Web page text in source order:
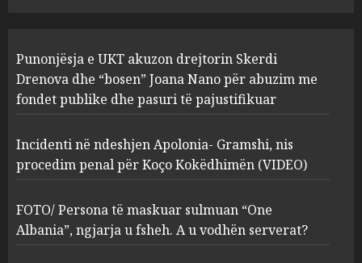
2
Apolonia- Gramshi, nis
procedim penal për Koço
Kokëdhimën (VIDEO)
MARCH 27, 2025
3
FOTO/ Persona të maskuar
sulmuan “One Albania”,
ngjarja u fsheh. A u vodhën
serverat?
MARCH 25, 2025
Punonjësja e UKT akuzon drejtorin Skerdi
Drenova dhe “bosen” Joana Nano për abuzim me
fondet publike dhe pasuri të pajustifikuar
Incidenti në ndeshjen Apolonia- Gramshi, nis
procedim penal për Koço Kokëdhimën (VIDEO)
FOTO/ Persona të maskuar sulmuan “One
Albania”, ngjarja u fsheh. A u vodhën serverat?